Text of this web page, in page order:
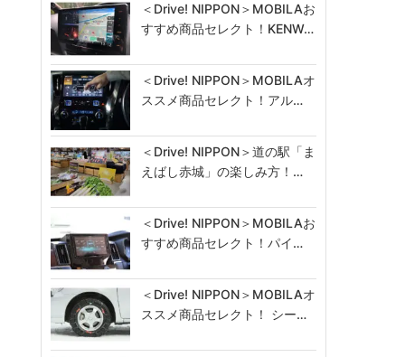
＜Drive! NIPPON＞MOBILAお
すすめ商品セレクト！KENW…
＜Drive! NIPPON＞MOBILAオ
ススメ商品セレクト！アル…
＜Drive! NIPPON＞道の駅「ま
えばし赤城」の楽しみ方！…
＜Drive! NIPPON＞MOBILAお
すすめ商品セレクト！パイ…
＜Drive! NIPPON＞MOBILAオ
ススメ商品セレクト！ シー…